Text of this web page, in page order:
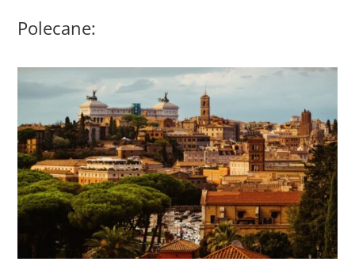
Polecane: